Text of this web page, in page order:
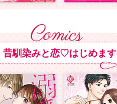
昔馴染みと恋♡はじめます